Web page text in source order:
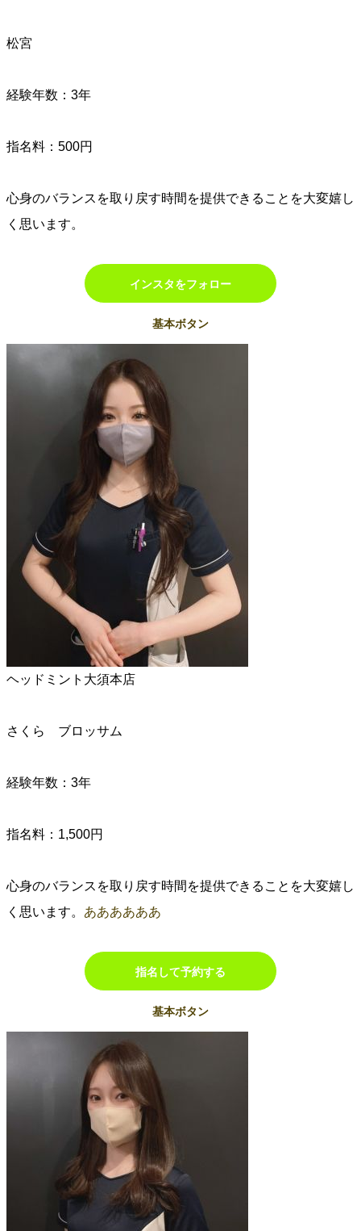
松宮
経験年数：3年
指名料：500円
心身のバランスを取り戻す時間を提供できることを大変嬉し
く思います。
インスタをフォロー
基本ボタン
ヘッドミント大須本店
さくら ブロッサム
経験年数：3年
指名料：1,500円
心身のバランスを取り戻す時間を提供できることを大変嬉し
く思います。 ああああああ
指名して予約する
基本ボタン